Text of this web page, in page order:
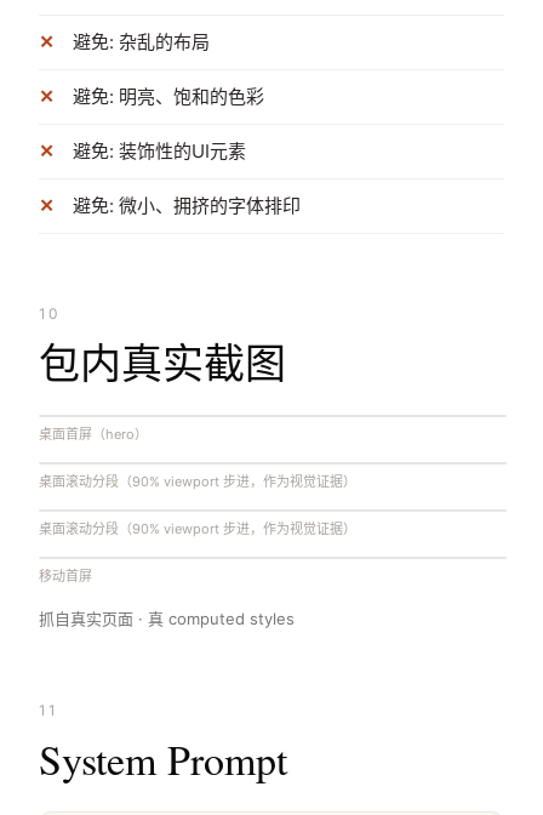
避免: 杂乱的布局
避免: 明亮、饱和的色彩
避免: 装饰性的UI元素
避免: 微小、拥挤的字体排印
10
包内真实截图
桌面首屏（hero）
桌面滚动分段（90% viewport 步进，作为视觉证据）
桌面滚动分段（90% viewport 步进，作为视觉证据）
移动首屏
抓自真实页面 · 真 computed styles
11
System Prompt